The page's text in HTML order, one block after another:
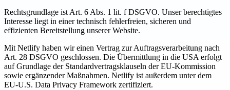
Rechtsgrundlage ist Art. 6 Abs. 1 lit. f DSGVO. Unser berechtigtes
Interesse liegt in einer technisch fehlerfreien, sicheren und
effizienten Bereitstellung unserer Website.
Mit Netlify haben wir einen Vertrag zur Auftragsverarbeitung nach
Art. 28 DSGVO geschlossen. Die Übermittlung in die USA erfolgt
auf Grundlage der Standardvertragsklauseln der EU-Kommission
sowie ergänzender Maßnahmen. Netlify ist außerdem unter dem
EU-U.S. Data Privacy Framework zertifiziert.